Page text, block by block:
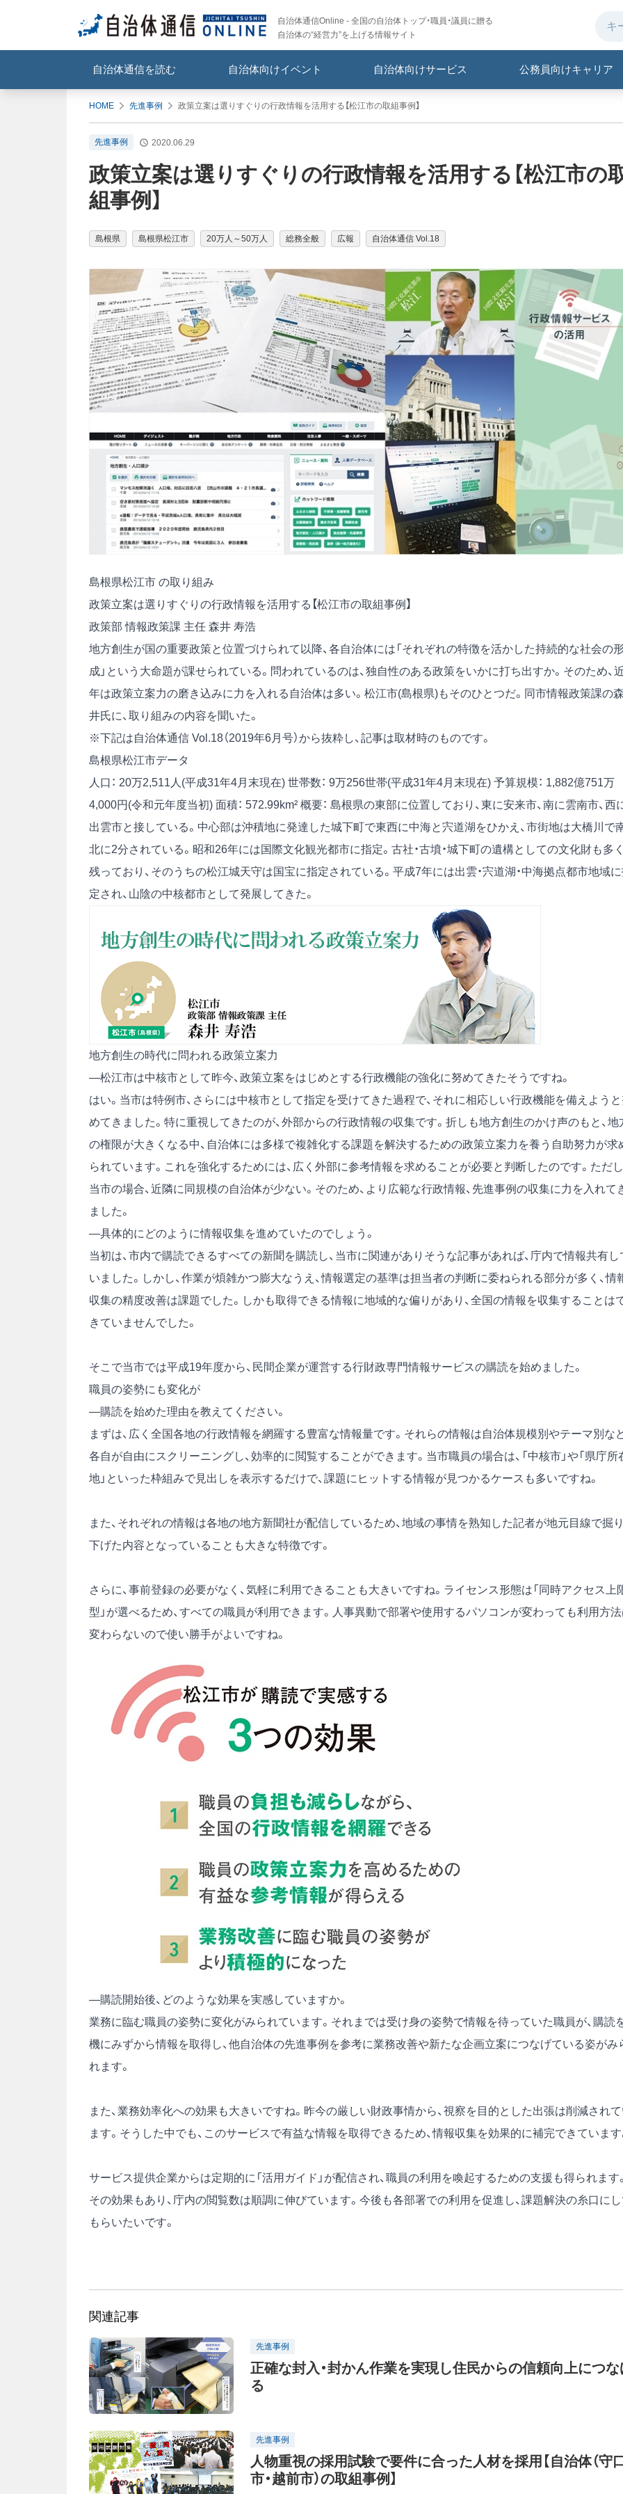
自治体通信Online - 全国の自治体トップ・職員・議員に贈る
自治体の“経営力”を上げる情報サイト
自治体通信を読む 自治体向けイベント 自治体向けサービス 公務員向けキャリア
HOME 先進事例 政策立案は選りすぐりの行政情報を活用する【松江市の取組事例】
先進事例 2020.06.29
政策立案は選りすぐりの行政情報を活用する【松江市の
組事例】
島根県 島根県松江市 20万人～50万人 総務全般 広報 自治体通信 Vol.18
島根県松江市 の取り組み
政策立案は選りすぐりの行政情報を活用する【松江市の取組事例】
政策部 情報政策課 主任 森井 寿浩
地方創生が国の重要政策と位置づけられて以降、各自治体には「それぞれの特徴を活かした持続的な社会の
成」という大命題が課せられている。問われているのは、独自性のある政策をいかに打ち出すか。そのため、
年は政策立案力の磨き込みに力を入れる自治体は多い。松江市(島根県)もそのひとつだ。同市情報政策課の
井氏に、取り組みの内容を聞いた。
※下記は自治体通信 Vol.18（2019年6月号）から抜粋し、記事は取材時のものです。
島根県松江市データ
人口： 20万2,511人(平成31年4月末現在) 世帯数： 9万256世帯(平成31年4月末現在) 予算規模： 1,882億751万
4,000円(令和元年度当初) 面積： 572.99km² 概要： 島根県の東部に位置しており、東に安来市、南に雲南市、西
出雲市と接している。中心部は沖積地に発達した城下町で東西に中海と宍道湖をひかえ、市街地は大橋川で
北に2分されている。昭和26年には国際文化観光都市に指定。古社・古墳・城下町の遺構としての文化財も多
残っており、そのうちの松江城天守は国宝に指定されている。平成7年には出雲・宍道湖・中海拠点都市地域
定され、山陰の中核都市として発展してきた。
地方創生の時代に問われる政策立案力
―松江市は中核市として昨今、政策立案をはじめとする行政機能の強化に努めてきたそうですね。
はい。当市は特例市、さらには中核市として指定を受けてきた過程で、それに相応しい行政機能を備えよう
めてきました。特に重視してきたのが、外部からの行政情報の収集です。折しも地方創生のかけ声のもと、地
の権限が大きくなる中、自治体には多様で複雑化する課題を解決するための政策立案力を養う自助努力が求
られています。これを強化するためには、広く外部に参考情報を求めることが必要と判断したのです。ただし
当市の場合、近隣に同規模の自治体が少ない。そのため、より広範な行政情報、先進事例の収集に力を入れて
ました。
―具体的にどのように情報収集を進めていたのでしょう。
当初は、市内で購読できるすべての新聞を購読し、当市に関連がありそうな記事があれば、庁内で情報共有し
いました。しかし、作業が煩雑かつ膨大なうえ、情報選定の基準は担当者の判断に委ねられる部分が多く、情
収集の精度改善は課題でした。しかも取得できる情報に地域的な偏りがあり、全国の情報を収集することは
きていませんでした。
そこで当市では平成19年度から、民間企業が運営する行財政専門情報サービスの購読を始めました。
職員の姿勢にも変化が
―購読を始めた理由を教えてください。
まずは、広く全国各地の行政情報を網羅する豊富な情報量です。それらの情報は自治体規模別やテーマ別な
各自が自由にスクリーニングし、効率的に閲覧することができます。当市職員の場合は、「中核市」や「県庁所
地」といった枠組みで見出しを表示するだけで、課題にヒットする情報が見つかるケースも多いですね。
また、それぞれの情報は各地の地方新聞社が配信しているため、地域の事情を熟知した記者が地元目線で掘
下げた内容となっていることも大きな特徴です。
さらに、事前登録の必要がなく、気軽に利用できることも大きいですね。ライセンス形態は「同時アクセス上
型」が選べるため、すべての職員が利用できます。人事異動で部署や使用するパソコンが変わっても利用方
変わらないので使い勝手がよいですね。
―購読開始後、どのような効果を実感していますか。
業務に臨む職員の姿勢に変化がみられています。それまでは受け身の姿勢で情報を待っていた職員が、購読
機にみずから情報を取得し、他自治体の先進事例を参考に業務改善や新たな企画立案につなげている姿がみ
れます。
また、業務効率化への効果も大きいですね。昨今の厳しい財政事情から、視察を目的とした出張は削減され
ます。そうした中でも、このサービスで有益な情報を取得できるため、情報収集を効果的に補完できています
サービス提供企業からは定期的に「活用ガイド」が配信され、職員の利用を喚起するための支援も得られます
その効果もあり、庁内の閲覧数は順調に伸びています。今後も各部署での利用を促進し、課題解決の糸口に
もらいたいです。
関連記事
先進事例
正確な封入・封かん作業を実現し住民からの信頼向上につな
る
先進事例
人物重視の採用試験で要件に合った人材を採用【自治体（守
市・越前市）の取組事例】